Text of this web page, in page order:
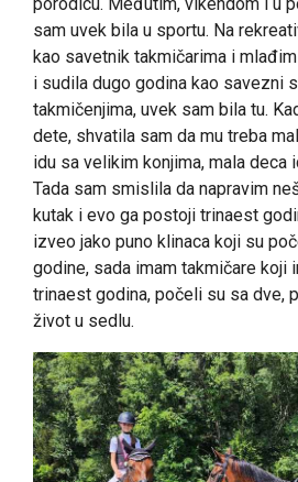
sam uvek bila u sportu. Na
kao savetnik takmičarima i
i sudila dugo godina kao savezni
takmičenjima, uvek sam bila tu.
dete, shvatila sam da mu treba
idu sa velikim konjima, mala deca
Tada sam smislila da napravim
kutak i evo ga postoji trinaest
izveo jako puno klinaca koji su
godine, sada imam takmičare koji
trinaest godina, počeli su sa dve,
život u sedlu.